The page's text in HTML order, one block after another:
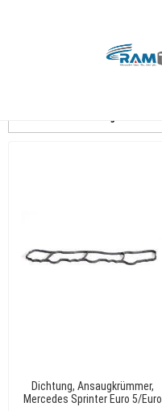
Dichtung, Ansaugkrümmer,
Mercedes Sprinter Euro 5/Euro